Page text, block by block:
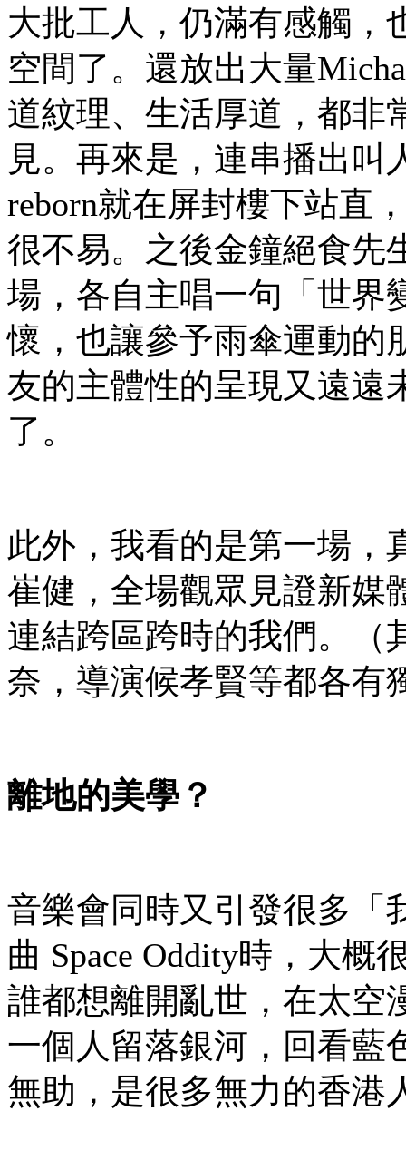
大批工人，仍滿有感觸，
空間了。還放出大量
道紋理、生活厚道，都非
見。再來是，連串播出叫
reborn就在屏封樓下站直
很不易。之後金鐘絕食先
場，各自主唱一句「世界
懷，也讓參予雨傘運動的
友的主體性的呈現又遠遠
了。
此外，我看的是第一場，
崔健，全場觀眾見證新媒
連結跨區跨時的我們。（
奈，導演候孝賢等都各有
離地的美學？
音樂會同時又引發很多「
曲 Space Oddity時，大概
誰都想離開亂世，在太空
一個人留落銀河，回看藍
無助，是很多無力的香港